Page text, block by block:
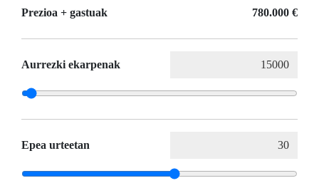
Prezioa + gastuak 780.000 €
Aurrezki ekarpenak
Epea urteetan